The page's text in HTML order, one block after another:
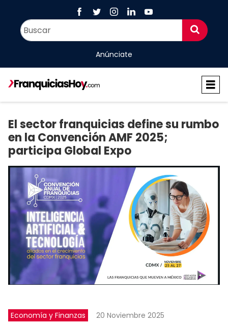
Anúnciate
El sector franquicias define su rumbo
en la Convención AMF 2025;
participa Global Expo
Economía y Finanzas 20 Noviembre 2025